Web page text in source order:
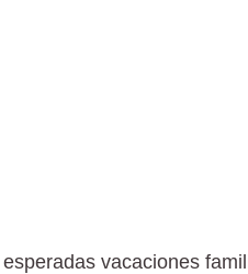
vacaciones